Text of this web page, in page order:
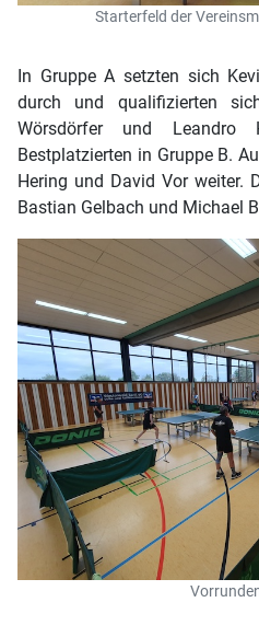
Starterfeld der
In Gruppe A setzten sich
durch und qualifizierten
Wörsdörfer und
Bestplatzierten in Gruppe B.
Hering und David Vor weiter.
Bastian Gelbach und Michael